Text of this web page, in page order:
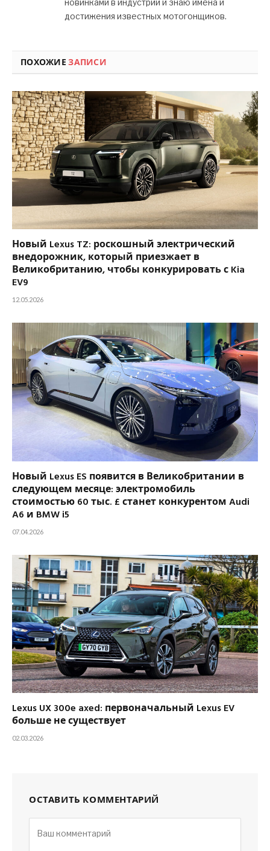
достижения известных мотогонщиков.
ПОХОЖИЕЗАПИСИ
Новый Lexus TZ: роскошный электрический
внедорожник, который приезжает в
Великобританию, чтобы конкурировать с Kia
EV9
12.05.2026
Новый Lexus ES появится в Великобритании в
следующем месяце: электромобиль
стоимостью 60 тыс. £ станет конкурентом Audi
A6 и BMW i5
07.04.2026
Lexus UX 300e axed: первоначальный Lexus EV
больше не существует
02.03.2026
ОСТАВИТЬ КОММЕНТАРИЙ